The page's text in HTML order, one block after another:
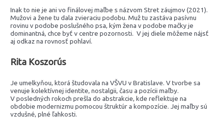
Inak to nie je ani vo finálovej maľbe s názvom Stret záujmov (2021).
Mužovi a žene tu dala zvieraciu podobu. Muž tu zastáva pasívnu
rovinu v podobe poslušného psa, kým žena v podobe mačky je
dominantná, chce byť v centre pozornosti. V jej diele môžeme nájsť
aj odkaz na rovnosť pohlaví.
Rita Koszorús
Je umelkyňou, ktorá študovala na VŠVU v Bratislave. V tvorbe sa
venuje kolektívnej identite, nostalgii, času a pozícii maľby.
V posledných rokoch prešla do abstrakcie, kde reflektuje na
obdobie modernizmu pomocou štruktúr a kompozície. Jej maľby sú
vzdušné, plné ľahkosti.